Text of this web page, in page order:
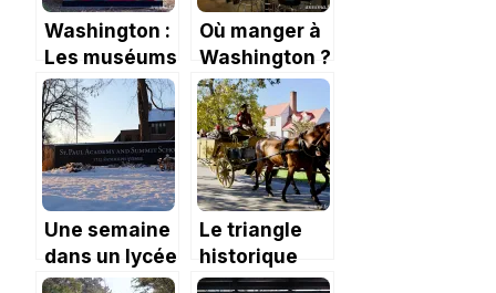
Washington :
Les muséums
et le jardin
des
sculptures.
Où manger à
Washington ?
Une semaine
dans un lycée
américain
Le triangle
historique
américain